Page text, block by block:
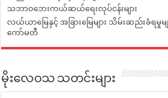
သဘာဝဘေးကယ်ဆယ်ရေးလုပ်ငန်းများ
လယ်ယာမြေနှင့် အခြားမြေများ သိမ်းဆည်းခံရမှုမ
ကော်မတီ
မိုးလေဝသ သတင်းများ